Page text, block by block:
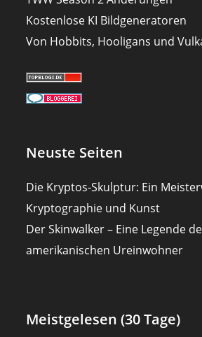
Kostenlose KI Bildgeneratoren
Von Hobbits, Hooligans und
Neuste Seiten
Die Kryptos-Skulptur: Ein
Kryptographie und Kunst
Der Skinwalker – Eine Legende
amerikanischen Ureinwohner
Meistgelesen (30 Tage)